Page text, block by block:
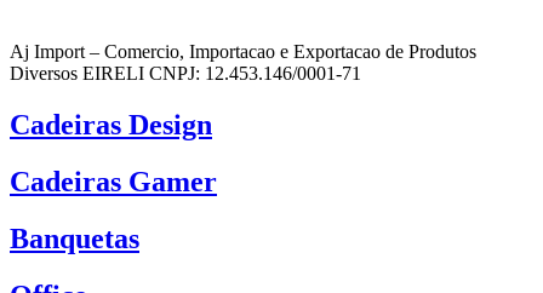
Aj Import – Comercio, Importacao e Exportacao de Produtos
Diversos EIRELI CNPJ: 12.453.146/0001-71
Cadeiras Design
Cadeiras Gamer
Banquetas